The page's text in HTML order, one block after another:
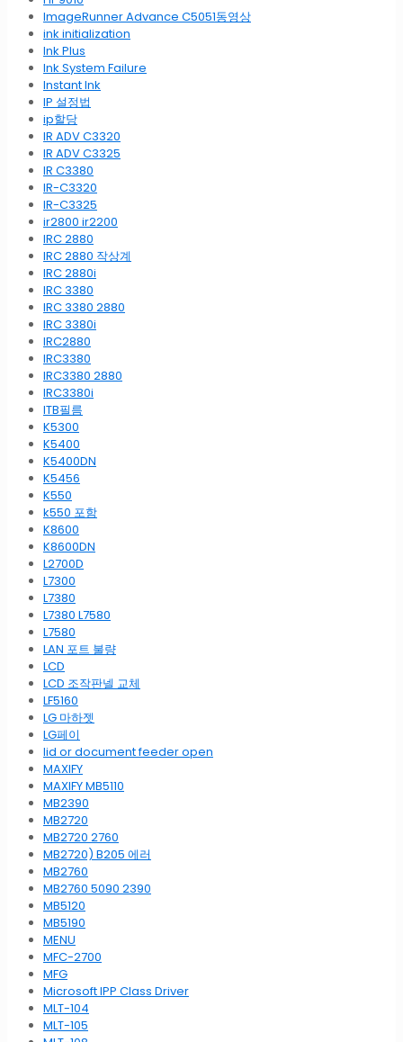
ImageRunner Advance C5051동영상
ink initialization
Ink Plus
Ink System Failure
Instant Ink
IP 설정법
ip할당
IR ADV C3320
IR ADV C3325
IR C3380
IR-C3320
IR-C3325
ir2800 ir2200
IRC 2880
IRC 2880 작상계
IRC 2880i
IRC 3380
IRC 3380 2880
IRC 3380i
IRC2880
IRC3380
IRC3380 2880
IRC3380i
ITB필름
K5300
K5400
K5400DN
K5456
K550
k550 포함
K8600
K8600DN
L2700D
L7300
L7380
L7380 L7580
L7580
LAN 포트 불량
LCD
LCD 조작판넬 교체
LF5160
LG 마하젯
LG페이
lid or document feeder open
MAXIFY
MAXIFY MB5110
MB2390
MB2720
MB2720 2760
MB2720) B205 에러
MB2760
MB2760 5090 2390
MB5120
MB5190
MENU
MFC-2700
MFG
Microsoft IPP Class Driver
MLT-104
MLT-105